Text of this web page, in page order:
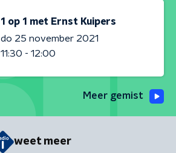
1 op 1 met Ernst Kuipers
do 25 november 2021
11:30 - 12:00
Meer gemist
weet meer